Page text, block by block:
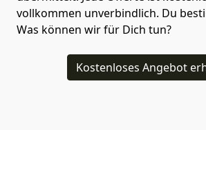
vollkommen unverbindlich. Du
Was können wir für Dich tun?
Kostenloses Angebot